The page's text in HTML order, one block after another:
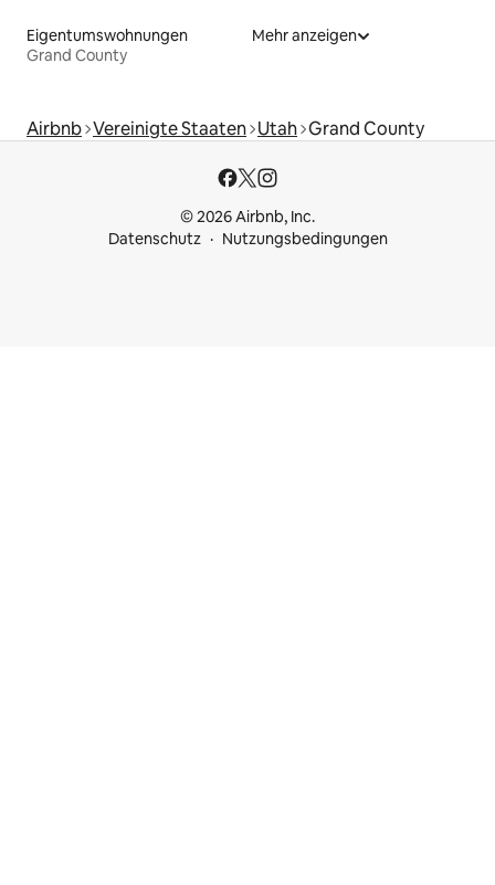
Eigentumswohnungen
Grand County
Mehr anzeigen
Airbnb Vereinigte Staaten Utah Grand County
© 2026 Airbnb, Inc.
Datenschutz
Nutzungsbedingungen